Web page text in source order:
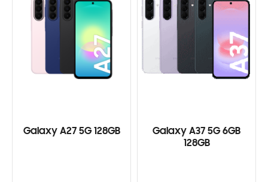
Galaxy A27 5G 128GB
Galaxy A37 5G 6GB
128GB